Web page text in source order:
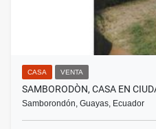
CASA VENTA
SAMBORODÒN, CASA EN
Samborondón, Guayas, Ecuador